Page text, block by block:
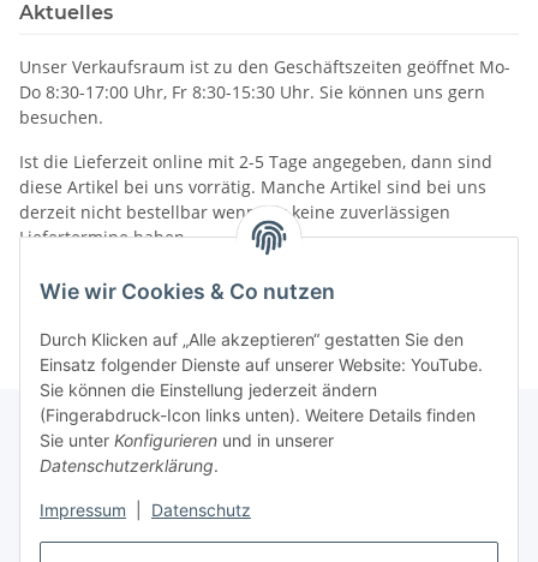
Wie wir Cookies & Co nutzen
Durch Klicken auf „Alle akzeptieren“ gestatten Sie den
Einsatz folgender Dienste auf unserer Website: YouTube.
Sie können die Einstellung jederzeit ändern
(Fingerabdruck-Icon links unten). Weitere Details finden
Sie unter Konfigurieren und in unserer
Datenschutzerklärung.
Impressum Datenschutz
Aktuelles
Unser Verkaufsraum ist zu den Geschäftszeiten geöffnet Mo-
Do 8:30-17:00 Uhr, Fr 8:30-15:30 Uhr. Sie können uns gern
besuchen.
Ist die Lieferzeit online mit 2-5 Tage angegeben, dann sind
diese Artikel bei uns vorrätig. Manche Artikel sind bei uns
derzeit nicht bestellbar wenn wir keine zuverlässigen
Liefertermine haben.
Informationen
Gesetzliche Informationen